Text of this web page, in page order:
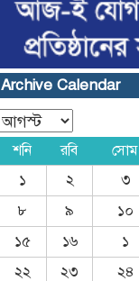
Archive Calendar
শনি রবি সোম
১
২ ৩
৮
৯ ১০
১৫
১৬ ১
২২
২৩ ২৪